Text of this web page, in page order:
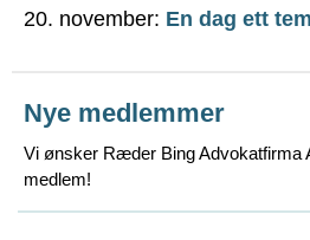
20. november: En dag ett
Nye medlemmer
Vi ønsker Ræder Bing Advokatfirma
medlem!